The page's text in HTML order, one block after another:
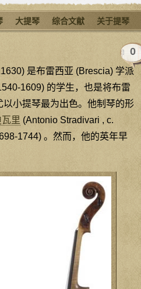
大提琴 综合文献 关于提琴
是布雷西亚 (Brescia) 学派
1609) 的学生，也是将布雷
小提琴最为出色。他制琴的形
里 (Antonio Stradivari , c.
1744) 。然而，他的英年早
0